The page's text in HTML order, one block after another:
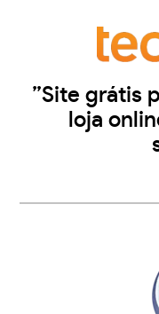
”Site grátis
loja